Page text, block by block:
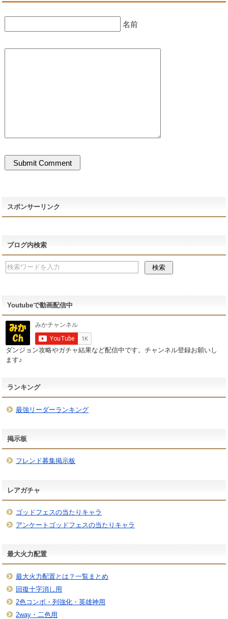
名前
スポンサーリンク
ブログ内検索
Youtubeで動画配信中
ダンジョン攻略やガチャ結果など配信中です。チャンネル登録お願いし
ます♪
ランキング
最強リーダーランキング
掲示板
フレンド募集掲示板
レアガチャ
ゴッドフェスの当たりキャラ
アンケートゴッドフェスの当たりキャラ
最大火力配置
最大火力配置とは？一覧まとめ
回復十字消し用
2色コンボ・列強化・英雄神用
2way・二色用